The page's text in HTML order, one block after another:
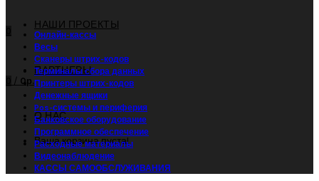
НАШИ ПРОЕКТЫ
ПАРТНЕРЫ
О НАС
/ 0р.
Ваша корзина пуста!
Онлайн-кассы
Весы
Сканеры штрих-кодов
Терминалы сбора данных
Принтеры штрих-кодов
Денежные ящики
Pos-системы и периферия
Банковское оборудование
Программное обеспечение
Расходные материалы
Видеонаблюдение
КАССЫ САМООБСЛУЖИВАНИЯ